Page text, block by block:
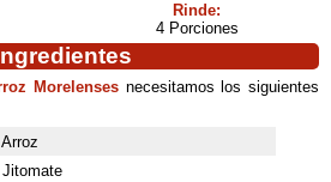
Rinde:
4 Porciones
Morelensesnecesitamos los siguientes